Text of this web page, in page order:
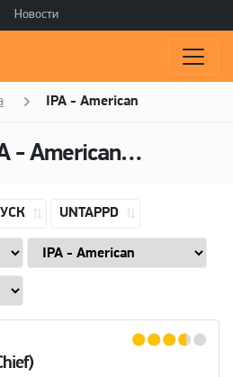
Новости
IPA - American
- American
UNTAPPD